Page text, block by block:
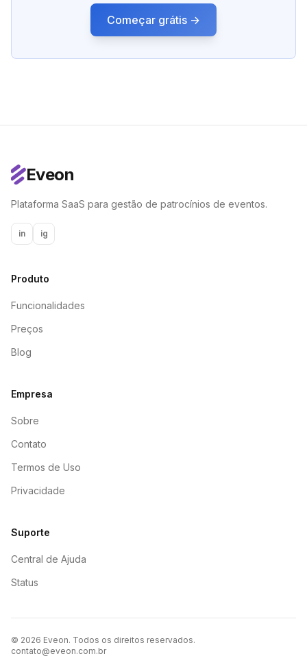
Começar grátis →
Eveon
Plataforma SaaS para gestão de patrocínios de eventos.
in ig
Produto
Funcionalidades
Preços
Blog
Empresa
Sobre
Contato
Termos de Uso
Privacidade
Suporte
Central de Ajuda
Status
© 2026 Eveon. Todos os direitos reservados.
contato@eveon.com.br